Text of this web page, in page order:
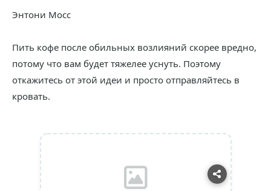
Энтони Мосс
Пить кофе после обильных возлияний скорее вредно,
потому что вам будет тяжелее уснуть. Поэтому
откажитесь от этой идеи и просто отправляйтесь в
кровать.